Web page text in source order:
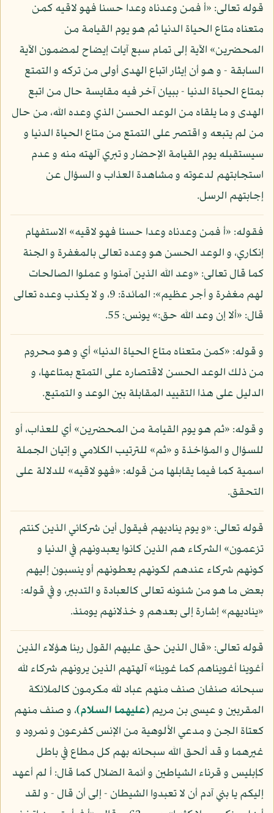
قوله تعالى: «أ فمن وعدناه وعدا حسنا فهو لاقيه كمن
متعناه متاع الحياة الدنيا ثم هو يوم القيامة من
المحضرين» الآية إلى تمام سبع آيات إيضاح لمضمون الآية
السابقة - و هو أن إيثار اتباع الهدى أولى من تركه و التمتع
بمتاع الحياة الدنيا - ببيان آخر فيه مقايسة حال من اتبع
الهدى و ما يلقاه من الوعد الحسن الذي وعده الله، من حال
من لم يتبعه و اقتصر على التمتع من متاع الحياة الدنيا و
سيستقبله يوم القيامة الإحضار و تبري آلهته منه و عدم
استجابتهم لدعوته و مشاهدة العذاب و السؤال عن
إجابتهم الرسل.
فقوله: «أ فمن وعدناه وعدا حسنا فهو لاقيه» الاستفهام
إنكاري، و الوعد الحسن هو وعده تعالى بالمغفرة و الجنة
كما قال تعالى: «وعد الله الذين آمنوا و عملوا الصالحات
لهم مغفرة و أجر عظيم»: المائدة: 9، و لا يكذب وعده تعالى
قال: «ألا إن وعد الله حق:» يونس: 55.
و قوله: «كمن متعناه متاع الحياة الدنيا» أي و هو محروم
من ذلك الوعد الحسن لاقتصاره على التمتع بمتاعها، و
الدليل على هذا التقييد المقابلة بين الوعد و التمتيع.
و قوله: «ثم هو يوم القيامة من المحضرين» أي للعذاب، أو
للسؤال و المؤاخذة و «ثم» للترتيب الكلامي و إتيان الجملة
اسمية كما فيما يقابلها من قوله: «فهو لاقيه» للدلالة على
التحقق.
قوله تعالى: «و يوم يناديهم فيقول أين شركائي الذين كنتم
تزعمون» الشركاء هم الذين كانوا يعبدونهم في الدنيا و
كونهم شركاء عندهم لكونهم يعطونهم أو ينسبون إليهم
بعض ما هو من شئونه تعالى كالعبادة و التدبير، و في قوله:
«يناديهم» إشارة إلى بعدهم و خذلانهم يومئذ.
قوله تعالى: «قال الذين حق عليهم القول ربنا هؤلاء الذين
أغوينا أغويناهم كما غوينا» آلهتهم الذين يرونهم شركاء لله
سبحانه صنفان صنف منهم عباد لله مكرمون كالملائكة
المقربين و عيسى بن مريم(عليهما السلام)، و صنف منهم
كعتاة الجن و مدعي الألوهية من الإنس كفرعون و نمرود و
غيرهما و قد ألحق الله سبحانه بهم كل مطاع في باطل
كإبليس و قرناء الشياطين و أئمة الضلال كما قال: أ لم أعهد
إليكم يا بني آدم أن لا تعبدوا الشيطان - إلى أن قال - و لقد